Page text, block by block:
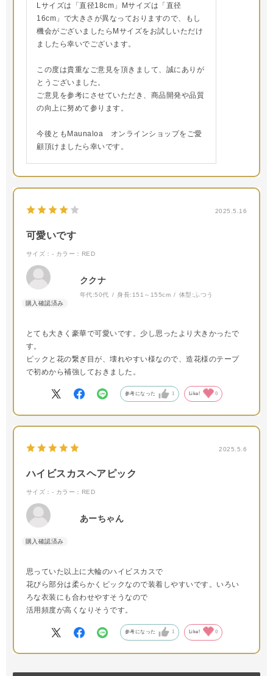
Lサイズは「直径18cm」Mサイズは「直径
16cm」で大きさが異なっておりますので、もし
機会がございましたらMサイズをお試しいただけ
ましたら幸いでございます。
この度は貴重なご意見を頂きまして、誠にありが
とうございました。
ご意見を参考にさせていただき、商品開発や品質
の向上に努めて参ります。
今後ともMaunaloa オンラインショップをご愛
顧頂けましたら幸いです。
2025.5.16
可愛いです
サイズ：- カラー：RED
ククナ
年代:50代 身長: 151～155cm 体型: ふつう
とても大きく豪華で可愛いです。少し思ったより大きかったで
す。
ピックと花の繋ぎ目が、壊れやすい様なので、造花様のテープ
で初めから補強しておきました。
参考になった 1 Like! 0
2025.5.6
ハイビスカスヘアピック
サイズ：- カラー：RED
あーちゃん
思っていた以上に大輪のハイビスカスで
花びら部分は柔らかくピックなので装着しやすいです。いろい
ろな衣装にも合わせやすそうなので
活用頻度が高くなりそうです。
参考になった 1 Like! 0